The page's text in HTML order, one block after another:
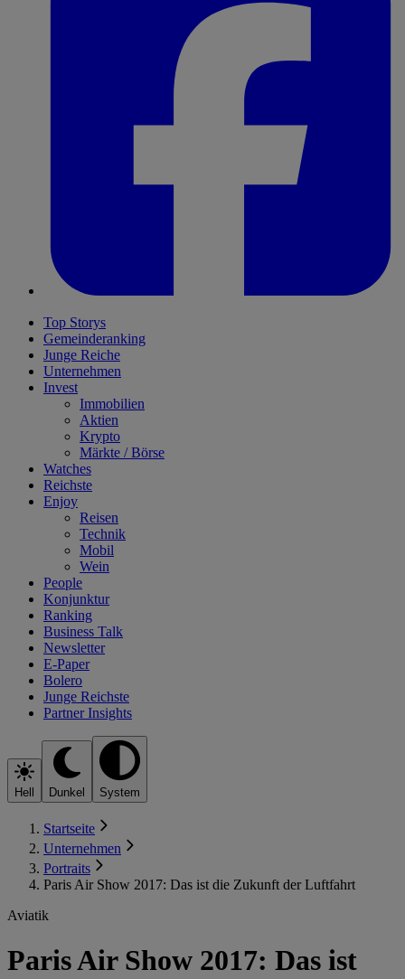
Top Storys
Gemeinderanking
Junge Reiche
Unternehmen
Invest
Immobilien
Aktien
Krypto
Märkte / Börse
Watches
Reichste
Enjoy
Reisen
Technik
Mobil
Wein
People
Konjunktur
Ranking
Business Talk
Newsletter
E-Paper
Bolero
Junge Reichste
Partner Insights
Hell Dunkel System
Startseite
Unternehmen
Portraits
Paris Air Show 2017: Das ist die Zukunft der Luftfahrt
Aviatik
Paris Air Show 2017: Das ist